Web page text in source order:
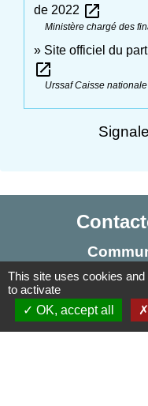
de 2022 open_in_new
Ministère chargé des
Site officiel du
open_in_new
Urssaf Caisse
5,
60510
+33
This site uses cookies
to activate
OK, accept all